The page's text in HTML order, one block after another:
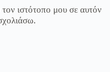
ιστότοπο μου σε αυτόν